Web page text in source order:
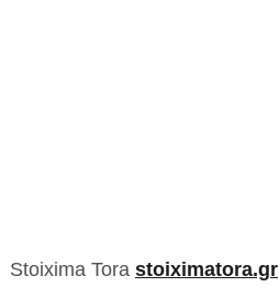
Stoixima Tora stoiximatora.gr